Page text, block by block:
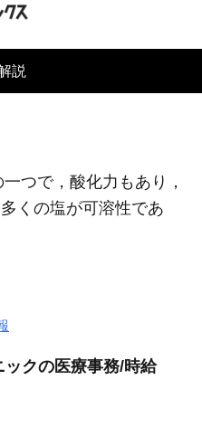
説
つで，酸化力もあり，
くの塩が可溶性であ
ックの医療事務/時給